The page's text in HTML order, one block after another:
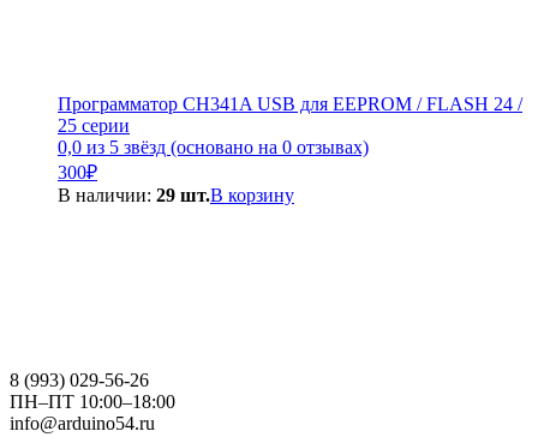
Программатор CH341A USB для EEPROM / FLASH 24 /
25 серии
0,0 из 5 звёзд (основано на 0 отзывах)
300₽
В наличии: 29 шт.В корзину
8 (993) 029-56-26
ПН–ПТ 10:00–18:00
info@arduino54.ru